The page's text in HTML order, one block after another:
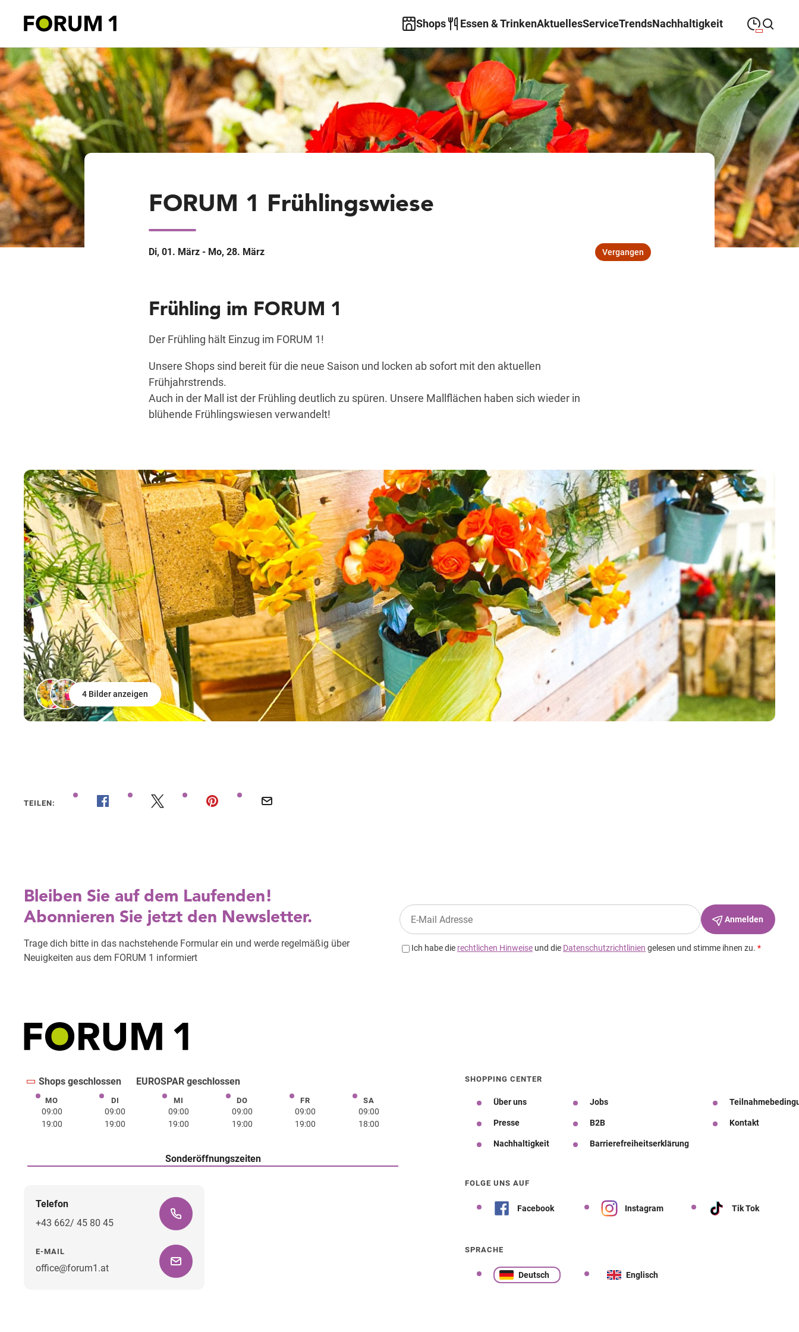
Shops Essen & TrinkenAktuellesServiceTrendsNachhaltigkeit
Suche schließenMontag
MONTAG 09:00—19:00
Dienstag
DIENSTAG 09:00—19:00
Mittwoch
MITTWOCH 09:00—19:00
09:00— 19:00
09:00— 19:00
09:00 —18:00
FORUM 1 Frühlingswiese
Di, 01. März - Mo, 28. März Vergangen
Frühling im FORUM 1
Der Frühling hält Einzug im FORUM 1!
Unsere Shops sind bereit für die neue Saison und locken ab sofort mit den aktuellen
Frühjahrstrends.
Auch in der Mall ist der Frühling deutlich zu spüren. Unsere Mallflächen haben sich wieder in
blühende Frühlingswiesen verwandelt!
4 Bilder anzeigen
TEILEN:
Shops geschlossen EUROSPAR geschlossen
MOMontag
09:00
19:00
DIDienstag
09:00
19:00
MIMittwoch
09:00
19:00
DODonnerstag
09:00
19:00
FRFreitag
09:00
19:00
SASamstag
09:00
18:00
Sonderöffnungszeiten
Telefon
+43 662/ 45 80 45
E-MAIL
office@forum1.at
SHOPPING CENTER
Über uns Jobs
Presse B2B Kontakt
Nachhaltigkeit Barrierefreiheitserklärung
FOLGE UNS AUF
Facebook Instagram Tik Tok
SPRACHE
Deutsch Englisch